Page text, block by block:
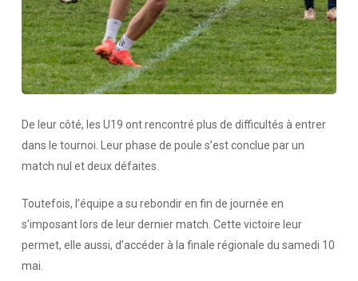
De leur côté, les U19 ont rencontré plus de difficultés à entrer
dans le tournoi. Leur phase de poule s’est conclue par un
match nul et deux défaites.
Toutefois, l’équipe a su rebondir en fin de journée en
s’imposant lors de leur dernier match. Cette victoire leur
permet, elle aussi, d’accéder à la finale régionale du samedi 10
mai.